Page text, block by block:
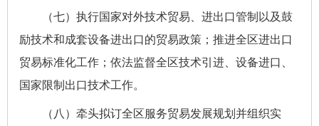
（七）执行国家对外技术贸易、进出口管制以及鼓
励技术和成套设备进出口的贸易政策；推进全区进出口
贸易标准化工作；依法监督全区技术引进、设备进口、
国家限制出口技术工作。
（八）牵头拟订全区服务贸易发展规划并组织实